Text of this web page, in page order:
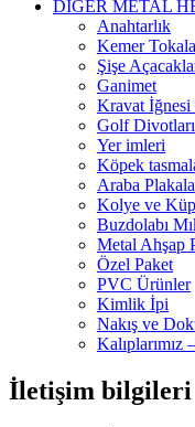
DİĞER METAL
Anahtarlık
Kemer
Şişe
Ganimet
Kravat
Golf
Yer imleri
Köpek
Araba
Kolye ve
Buzdolabı
Metal Ahşap
Özel Paket
PVC Ürünler
Kimlik İpi
Nakış ve
Kalıplarımız
İletişim bilgileri